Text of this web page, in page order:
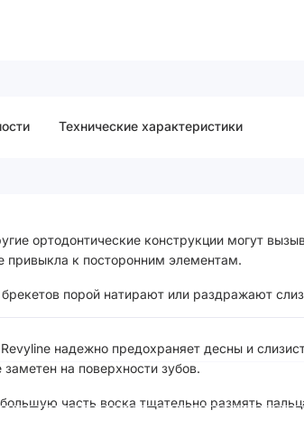
Технические характеристики
ортодонтические конструкции могут
привыкла к посторонним элементам.
порой натирают или раздражают
надежно предохраняет десны и
на поверхности зубов.
часть воска тщательно размять